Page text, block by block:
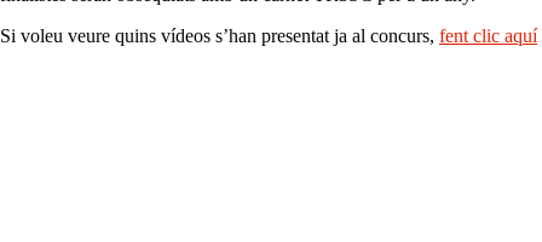
Si voleu veure quins vídeos s’han presentat ja al concurs, fent clic aquí